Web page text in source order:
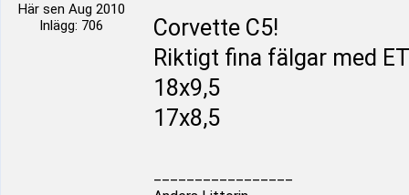
Här sen Aug 2010
Inlägg: 706
Corvette C5!
Riktigt fina fälgar med
18x9,5
17x8,5